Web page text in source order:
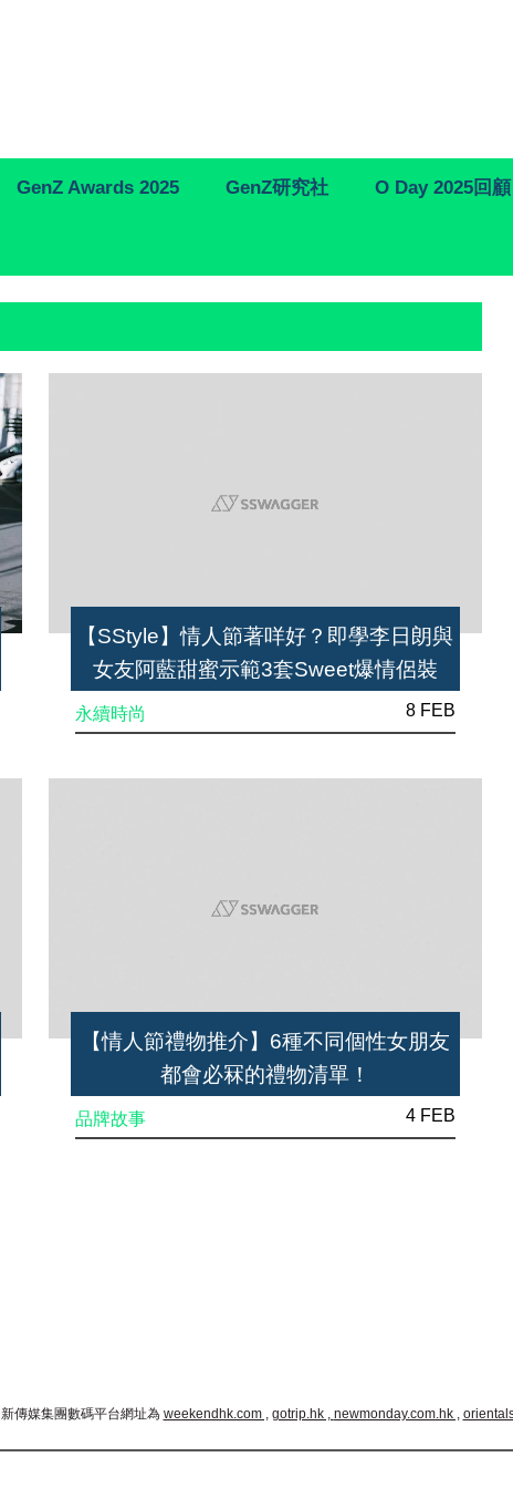
GenZ Awards 2025 GenZ研究社 O Day 2025回顧
【SStyle】情人節著咩好？即學李日朗與
女友阿藍甜蜜示範3套Sweet爆情侶裝
永續時尚 8 FEB
【情人節禮物推介】6種不同個性女朋友
都會必冧的禮物清單！
品牌故事 4 FEB
新傳媒集團數碼平台網址為 weekendhk.com , gotrip.hk , newmonday.com.hk ,